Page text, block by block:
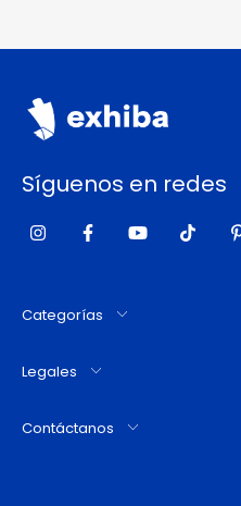
Síguenos en redes
Categorías
Legales
Contáctanos